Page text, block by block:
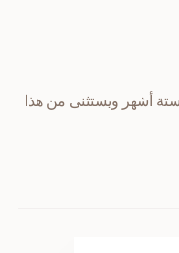
أشهر ويستثنى من هذا